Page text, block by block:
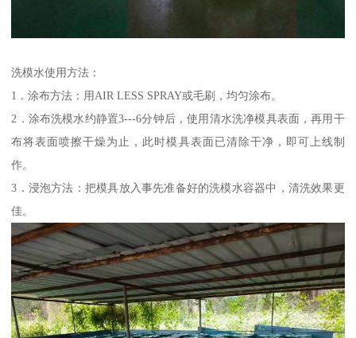
洗模水使用方法：
1．涂布方法：用AIR LESS SPRAY或毛刷，均匀涂布。
2．涂布洗模水约静置3---6分钟后，使用清水洗净模具表面，再用干
布将表面喷擦干燥为止，此时模具表面已清除干净，即可上线制
作。
3．浸泡方法：把模具放入事先准备好的洗模水容器中，清洗效果更
佳。